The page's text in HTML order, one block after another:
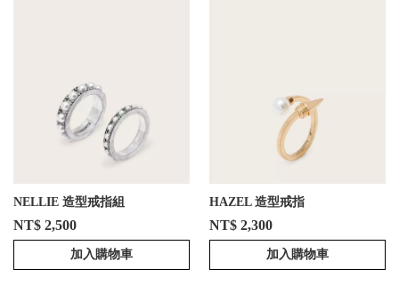
NELLIE 造型戒指組
NT$ 2,500
加入購物車
HAZEL 造型戒指
NT$ 2,300
加入購物車